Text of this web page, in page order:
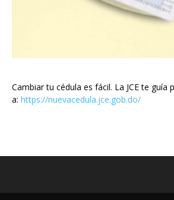
Cambiar tu cédula es fácil. La JCE te guía
a: https://nuevacedula.jce.gob.do/